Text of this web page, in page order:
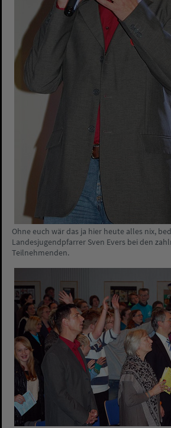
Ohne euch wär das ja hier heute alles nix,
Landesjugendpfarrer Sven Evers bei den
Teilnehmenden.